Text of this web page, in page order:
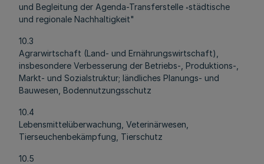
und Begleitung der Agenda-Transferstelle "städtische
und regionale Nachhaltigkeit"
10.3
Agrarwirtschaft (Land- und Ernährungswirtschaft),
insbesondere Verbesserung der Betriebs-, Produktions-,
Markt- und Sozialstruktur; ländliches Planungs- und
Bauwesen, Bodennutzungsschutz
10.4
Lebensmittelüberwachung, Veterinärwesen,
Tierseuchenbekämpfung, Tierschutz
10.5